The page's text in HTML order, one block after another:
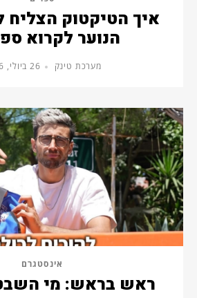
איך הטיקטוק הצליח
הנוער לקרוא
מערכת טינק 26 ביולי, 2026
אינסטגרם
ראש בראש: מי